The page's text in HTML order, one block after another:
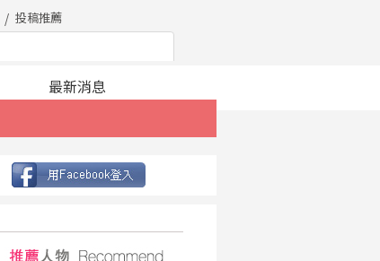
投稿推薦
最新消息